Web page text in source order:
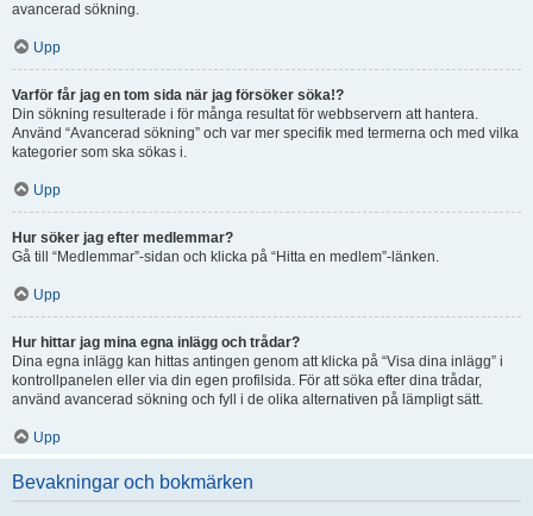
avancerad sökning.
Upp
Varför får jag en tom sida när jag försöker söka!?
Din sökning resulterade i för många resultat för webbservern att hantera.
Använd “Avancerad sökning” och var mer specifik med termerna och med vilka
kategorier som ska sökas i.
Upp
Hur söker jag efter medlemmar?
Gå till “Medlemmar”-sidan och klicka på “Hitta en medlem”-länken.
Upp
Hur hittar jag mina egna inlägg och trådar?
Dina egna inlägg kan hittas antingen genom att klicka på “Visa dina inlägg” i
kontrollpanelen eller via din egen profilsida. För att söka efter dina trådar,
använd avancerad sökning och fyll i de olika alternativen på lämpligt sätt.
Upp
Bevakningar och bokmärken